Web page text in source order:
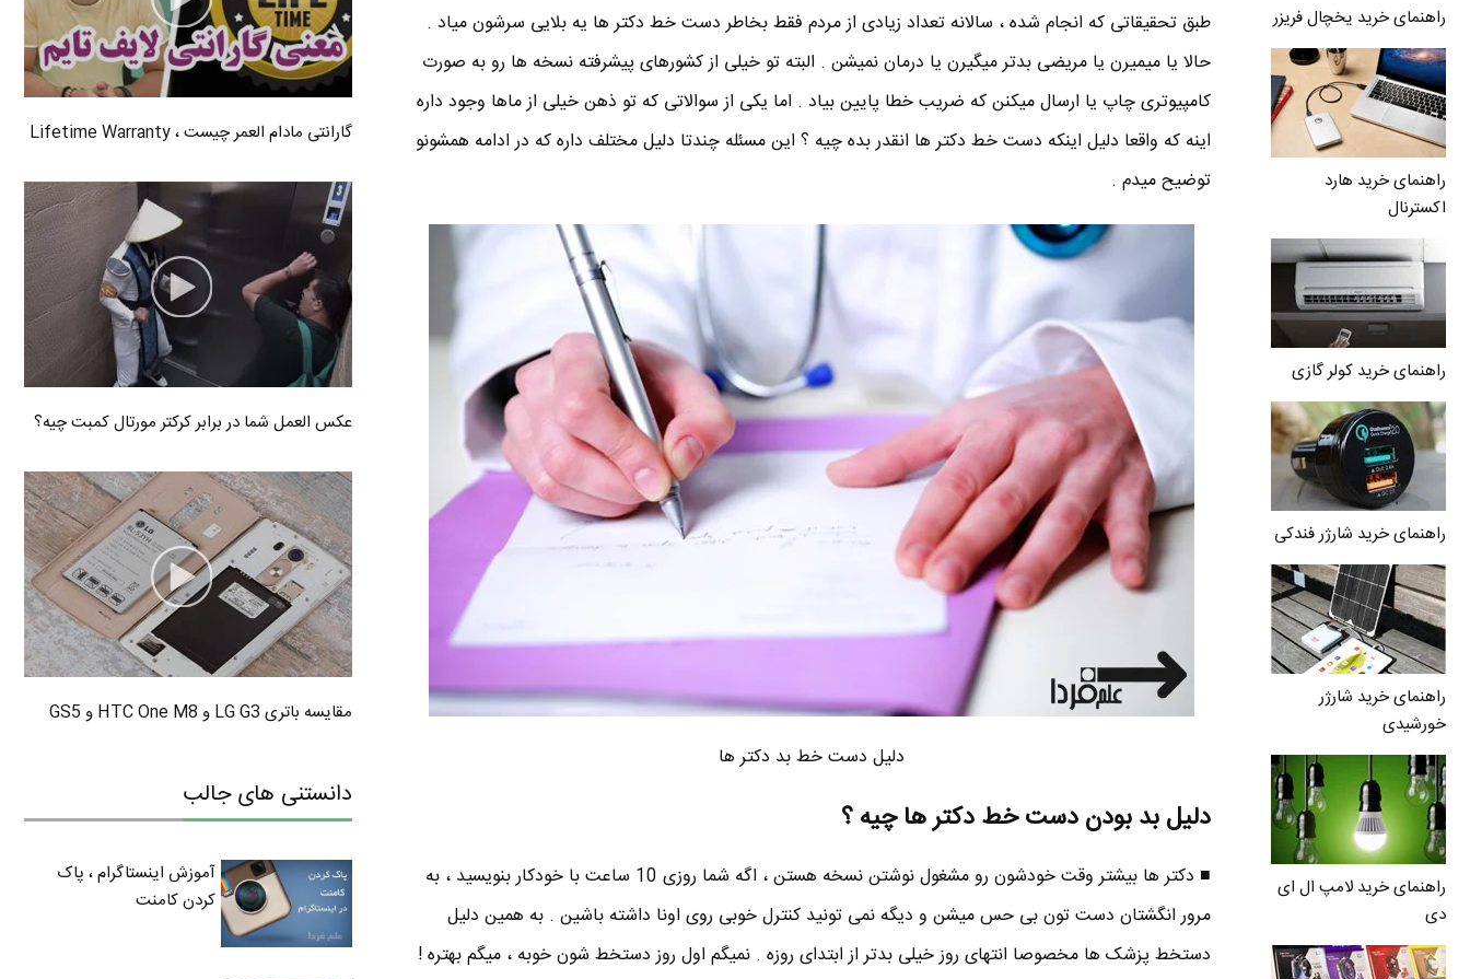
راهنمای خرید یخچال فریزر
راهنمای خرید هارد
اکسترنال
راهنمای خرید کولر گازی
راهنمای خرید شارژر فندکی
راهنمای خرید شارژر
خورشیدی
راهنمای خرید لامپ ال ای
دی
طبق تحقیقاتی که انجام شده ، سالانه تعداد زیادی از مردم فقط بخاطر دست خط دکتر ها یه بلایی سرشون میاد .
حالا یا میمیرن یا مریضی بدتر میگیرن یا درمان نمیشن . البته تو خیلی از کشورهای پیشرفته نسخه ها رو به صورت
کامپیوتری چاپ یا ارسال میکنن که ضریب خطا پایین بیاد . اما یکی از سوالاتی که تو ذهن خیلی از ماها وجود داره
اینه که واقعا دلیل اینکه دست خط دکتر ها انقدر بده چیه ؟ این مسئله چندتا دلیل مختلف داره که در ادامه همشونو
توضیح میدم .
دلیل دست خط بد دکتر ها
دلیل بد بودن دست خط دکتر ها چیه ؟
■ دکتر ها بیشتر وقت خودشون رو مشغول نوشتن نسخه هستن ، اگه شما روزی 10 ساعت با خودکار بنویسید ، به
مرور انگشتان دست تون بی حس میشن و دیگه نمی تونید کنترل خوبی روی اونا داشته باشین . به همین دلیل
دستخط پزشک ها مخصوصا انتهای روز خیلی بدتر از ابتدای روزه . نمیگم اول روز دستخط شون خوبه ، میگم بهتره !
گارانتی مادام العمر چیست ، Lifetime Warranty
عکس العمل شما در برابر کرکتر مورتال کمبت چیه؟
مقایسه باتری LG G3 و HTC One M8 و GS5
دانستنی های جالب
آموزش اینستاگرام ، پاک
کردن کامنت